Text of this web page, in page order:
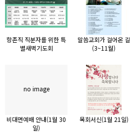
항존직 직분자를 위한 특
별새벽기도회
말씀교회가 걸어온 길
(3~11월)
no image
비대면예배 안내(1월 30
일)
목회서신(1월 21일)